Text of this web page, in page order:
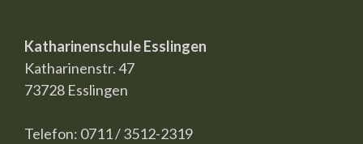
Katharinenschule Esslingen
Katharinenstr. 47
73728 Esslingen
Telefon: 0711 / 3512-2319